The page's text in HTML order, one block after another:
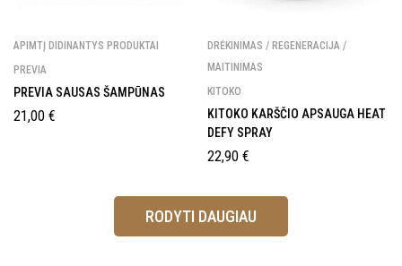
APIMTĮ DIDINANTYS PRODUKTAI
PREVIA
PREVIA SAUSAS ŠAMPŪNAS
21,00 €
DRĖKINIMAS / REGENERACIJA /
MAITINIMAS
KITOKO
KITOKO KARŠČIO APSAUGA HEAT
DEFY SPRAY
22,90 €
RODYTI DAUGIAU